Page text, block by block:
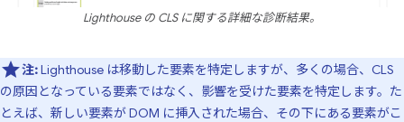
Lighthouse の CLS に関する詳細な診断結果。
注:Lighthouse は移動した要素を特定しますが、多くの場合、CLS
の原因となっている要素ではなく、影響を受けた要素を特定します。 た
とえば、新しい要素が DOM に挿入された場合、その下にある要素がこ